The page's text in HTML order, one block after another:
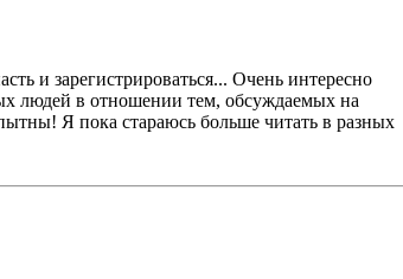
и зарегистрироваться... Очень интересно
людей в отношении тем, обсуждаемых на
Я пока стараюсь больше читать в разных